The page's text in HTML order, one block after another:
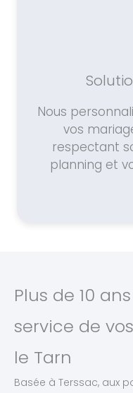
Nous
vos
respectant
planning et
Plus de 10
service de
le Tarn
Basée à Terssac, aux